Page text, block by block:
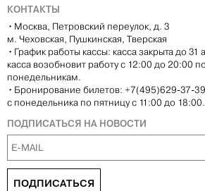
КОНТАКТЫ
• Москва, Петровский переулок, д. 3
м. Чеховская, Пушкинская, Тверская
• График работы кассы: касса закрыта до 31
касса возобновит работу с 12:00 до 20:00
понедельникам.
• Бронирование билетов: +7(495)629-37-
с понедельника по пятницу с 11:00 до 18:00.
ПОДПИСАТЬСЯ НА НОВОСТИ
ПОДПИСАТЬСЯ